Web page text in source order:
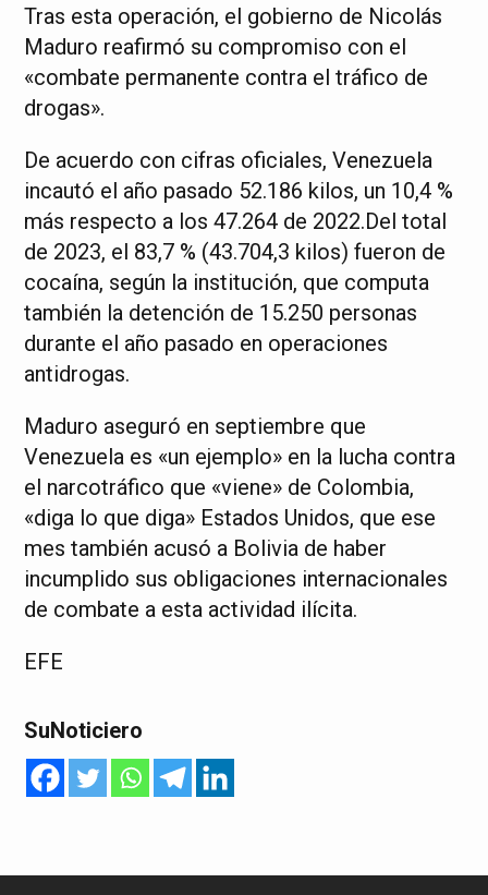
Tras esta operación, el gobierno de Nicolás
Maduro reafirmó su compromiso con el
«combate permanente contra el tráfico de
drogas».
De acuerdo con cifras oficiales, Venezuela
incautó el año pasado 52.186 kilos, un 10,4 %
más respecto a los 47.264 de 2022.Del total
de 2023, el 83,7 % (43.704,3 kilos) fueron de
cocaína, según la institución, que computa
también la detención de 15.250 personas
durante el año pasado en operaciones
antidrogas.
Maduro aseguró en septiembre que
Venezuela es «un ejemplo» en la lucha contra
el narcotráfico que «viene» de Colombia,
«diga lo que diga» Estados Unidos, que ese
mes también acusó a Bolivia de haber
incumplido sus obligaciones internacionales
de combate a esta actividad ilícita.
EFE
SuNoticiero